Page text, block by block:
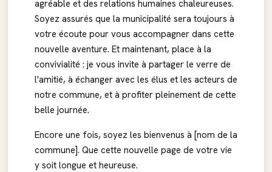
agréable et des relations humaines chaleureuses.
Soyez assurés que la municipalité sera toujours à
votre écoute pour vous accompagner dans cette
nouvelle aventure. Et maintenant, place à la
convivialité : je vous invite à partager le verre de
l'amitié, à échanger avec les élus et les acteurs de
notre commune, et à profiter pleinement de cette
belle journée.
Encore une fois, soyez les bienvenus à [nom de la
commune]. Que cette nouvelle page de votre vie
y soit longue et heureuse.